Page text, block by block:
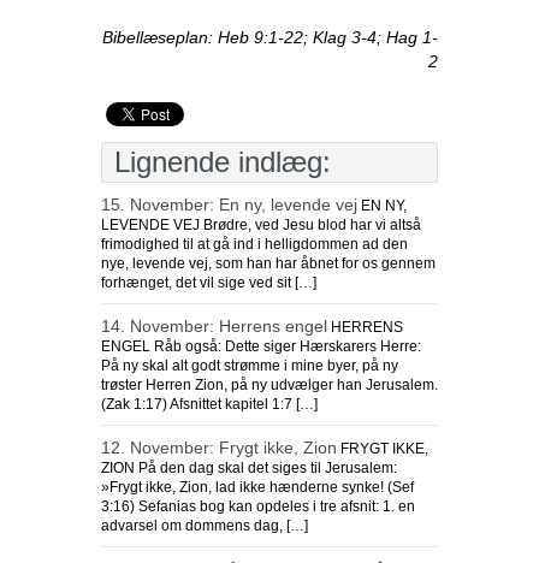
Bibellæseplan: Heb 9:1-22; Klag 3-4; Hag 1-
2
Lignende indlæg:
15. November: En ny, levende vej EN NY,
LEVENDE VEJ Brødre, ved Jesu blod har vi altså
frimodighed til at gå ind i helligdommen ad den
nye, levende vej, som han har åbnet for os gennem
forhænget, det vil sige ved sit […]
14. November: Herrens engel HERRENS
ENGEL Råb også: Dette siger Hærskarers Herre:
På ny skal alt godt strømme i mine byer, på ny
trøster Herren Zion, på ny udvælger han Jerusalem.
(Zak 1:17) Afsnittet kapitel 1:7 […]
12. November: Frygt ikke, Zion FRYGT IKKE,
ZION På den dag skal det siges til Jerusalem:
»Frygt ikke, Zion, lad ikke hænderne synke! (Sef
3:16) Sefanias bog kan opdeles i tre afsnit: 1. en
advarsel om dommens dag, […]